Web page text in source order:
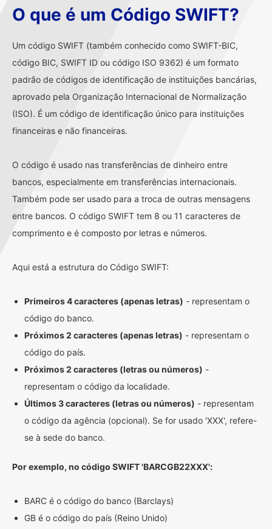
O que é um Código SWIFT?
Um código SWIFT (também conhecido como SWIFT-BIC,
código BIC, SWIFT ID ou código ISO 9362) é um formato
padrão de códigos de identificação de instituições bancárias,
aprovado pela Organização Internacional de Normalização
(ISO). É um código de identificação único para instituições
financeiras e não financeiras.
O código é usado nas transferências de dinheiro entre
bancos, especialmente em transferências internacionais.
Também pode ser usado para a troca de outras mensagens
entre bancos. O código SWIFT tem 8 ou 11 caracteres de
comprimento e é composto por letras e números.
Aqui está a estrutura do Código SWIFT:
Primeiros 4 caracteres (apenas letras) - representam o
código do banco.
Próximos 2 caracteres (apenas letras) - representam o
código do país.
Próximos 2 caracteres (letras ou números) -
representam o código da localidade.
Últimos 3 caracteres (letras ou números) - representam
o código da agência (opcional). Se for usado 'XXX', refere-
se à sede do banco.
Por exemplo, no código SWIFT 'BARCGB22XXX':
BARC é o código do banco (Barclays)
GB é o código do país (Reino Unido)